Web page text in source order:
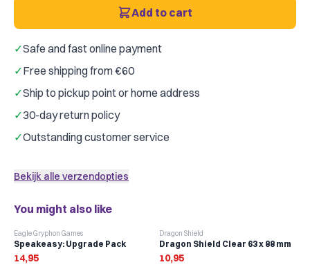
Add to cart
✓Safe and fast online payment
✓Free shipping from €60
✓Ship to pickup point or home address
✓30-day return policy
✓Outstanding customer service
Bekijk alle verzendopties
You might also like
Eagle Gryphon Games
Speakeasy: Upgrade Pack
14,95
Dragon Shield
Dragon Shield Clear 63 x 88 mm
10,95